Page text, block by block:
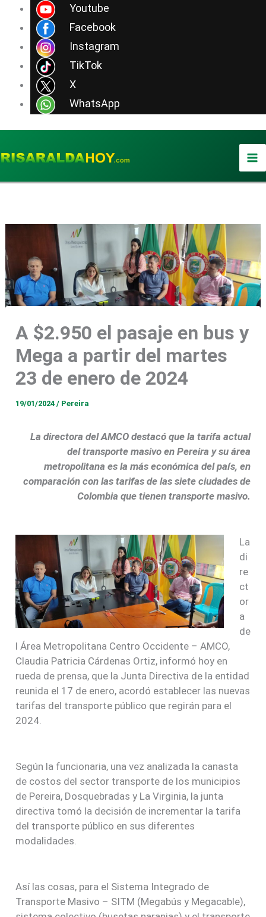
Youtube
Facebook
Instagram
TikTok
X
WhatsApp
contenido
A $2.950 el pasaje en bus y
Mega a partir del martes
23 de enero de 2024
19/01/2024/ Pereira
La directora del AMCO destacó que la tarifa actual
del transporte masivo en Pereira y su área
metropolitana es la más económica del país, en
comparación con las tarifas de las siete ciudades de
Colombia que tienen transporte masivo.
La
di
re
ct
or
a
de
l Área Metropolitana Centro Occidente – AMCO,
Claudia Patricia Cárdenas Ortiz, informó hoy en
rueda de prensa, que la Junta Directiva de la entidad
reunida el 17 de enero, acordó establecer las nuevas
tarifas del transporte público que regirán para el
2024.
Según la funcionaria, una vez analizada la canasta
de costos del sector transporte de los municipios
de Pereira, Dosquebradas y La Virginia, la junta
directiva tomó la decisión de incrementar la tarifa
del transporte público en sus diferentes
modalidades.
Así las cosas, para el Sistema Integrado de
Transporte Masivo – SITM (Megabús y Megacable),